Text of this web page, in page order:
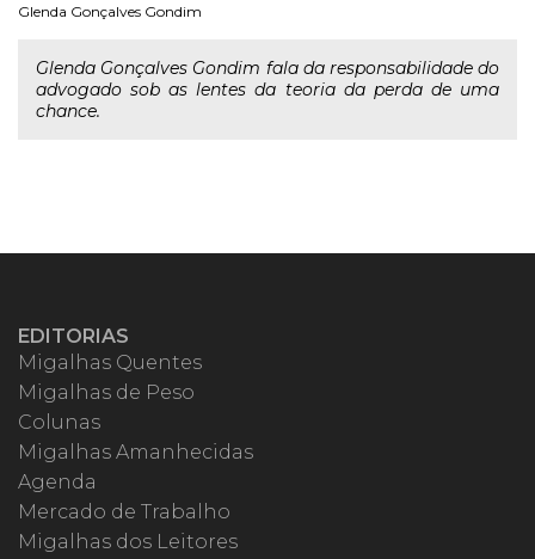
Glenda Gonçalves Gondim
Glenda Gonçalves Gondim fala da responsabilidade do
advogado sob as lentes da teoria da perda de uma
chance.
EDITORIAS
Migalhas Quentes
Migalhas de Peso
Colunas
Migalhas Amanhecidas
Agenda
Mercado de Trabalho
Migalhas dos Leitores